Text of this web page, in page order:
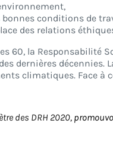
conditions de
des relations
60, la Responsabilité
dernières décennies.
climatiques. Face à
des DRH 2020,